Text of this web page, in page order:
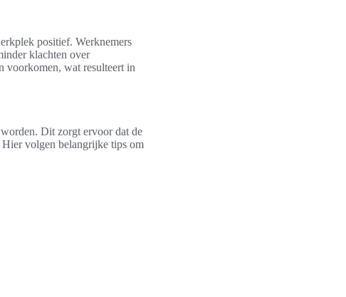
positief. Werknemers
klachten over
voorkomen, wat resulteert in
Dit zorgt ervoor dat de
volgen belangrijke tips om